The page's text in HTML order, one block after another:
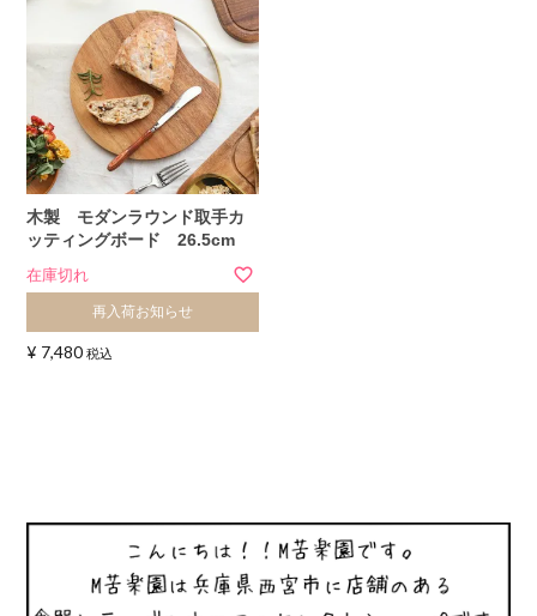
木製 モダンラウンド取手カ
ッティングボード 26.5cm
在庫切れ
再入荷お知らせ
¥ 7,480 税込